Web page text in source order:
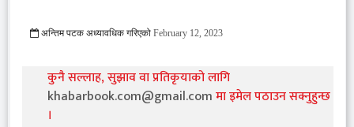
अन्तिम पटक अध्यावधिक गरिएको February 12, 2023
कुनै सल्लाह, सुझाव वा प्रतिकृयाको लागि
khabarbook.com@gmail.comमा इमेल पठाउन सक्नुहुन्छ
।